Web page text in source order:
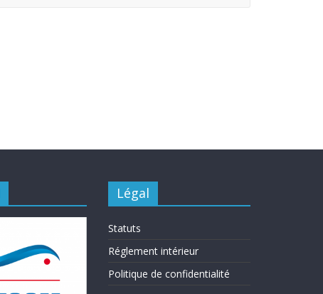
Légal
Statuts
Réglement intérieur
Politique de confidentialité